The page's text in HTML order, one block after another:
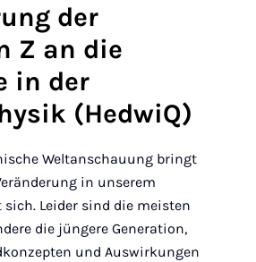
der
Z an die
in der
(HedwiQ)
Weltanschauung bringt
in unserem
Leider sind die meisten
die jüngere Generation,
und Auswirkungen